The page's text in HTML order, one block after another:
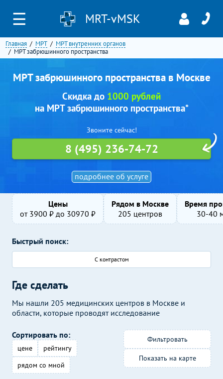
☰ MRT-vMSK
Главная МРТ
МРТ внутренних органов
МРТ забрюшинного пространства
МРТ забрюшинного пространства в Москве
подробнее об услуге
Скидка до 1000 рублей
на МРТ забрюшинного пространства*
Звоните сейчас!
8 (495) 236-74-72
Цены
от 3900 ₽ до 30970 ₽
Рядом в Москве
205 центров
Время
30-40
Быстрый поиск:
С контрастом
Где сделать
Мы нашли 205 медицинских центров в Москве и
области, которые проводят исследование
Сортировать по:
цене
рейтингу
рядом со мной
Фильтровать
Показать на карте